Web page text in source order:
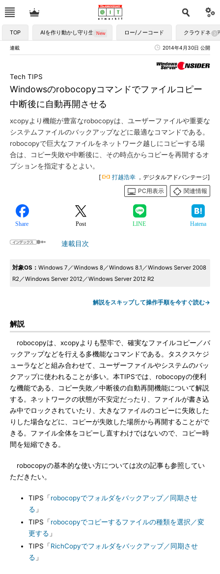
TOP AIを作り動かし守り生かす ロー/ノーコード クラウドネイ
連載 2014年4月30日 公開
Windowsのrobocopyコマンドでファイルコピー
中断後に自動再開させる
Tech TIPS
xcopyより機能が豊富なrobocopyは、ユーザーファイルや重要な
システムファイルのバックアップなどに最適なコマンドである。
robocopyで巨大なファイルをネットワーク越しにコピーする場
合は、コピー失敗や中断後に、その時点からコピーを再開するオ
プションを指定するとよい。
[ 打越浩幸 ，デジタルアドバンテージ]
PC用表示
関連情報
Share Post LINE Hatena
連載目次
対象OS： Windows 7／Windows 8／Windows 8.1／Windows Server 2008
R2／Windows Server 2012／Windows Server 2012 R2
解説をスキップして操作手順を今すぐ読む→
解説
robocopyは、xcopyよりも堅牢で、確実なファイルコピー／バ
ックアップなどを行える多機能なコマンドである。タスクスケジ
ューラなどと組み合わせて、ユーザーファイルやシステムのバッ
クアップに使われることが多い。本TIPSでは、robocopyの便利
な機能である、コピー失敗／中断後の自動再開機能について解説
する。ネットワークの状態が不安定だったり、ファイルが書き込
み中でロックされていたり、大きなファイルのコピーに失敗した
りした場合などに、コピーが失敗した場所から再開することがで
きる。ファイル全体をコピーし直すわけではないので、コピー時
間を短縮できる。
robocopyの基本的な使い方については次の記事も参照してい
ただきたい。
TIPS「robocopyでフォルダをバックアップ／同期させ
る 」
TIPS「robocopyでコピーするファイルの種類を選択／変
更する 」
TIPS「RichCopyでフォルダをバックアップ／同期させ
る 」